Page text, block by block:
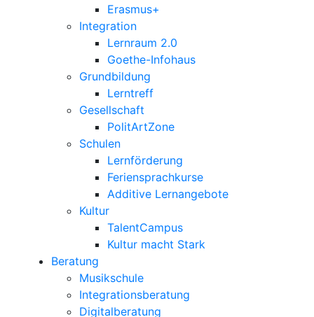
Erasmus+
Integration
Lernraum 2.0
Goethe-Infohaus
Grundbildung
Lerntreff
Gesellschaft
PolitArtZone
Schulen
Lernförderung
Feriensprachkurse
Additive Lernangebote
Kultur
TalentCampus
Kultur macht Stark
Beratung
Musikschule
Integrationsberatung
Digitalberatung